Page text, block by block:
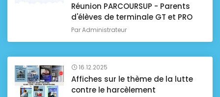
Réunion PARCOURSUP - Parents
d'élèves de terminale GT et PRO
ParAdministrateur
16.12.2025
Affiches sur le thème de la lutte
contre le harcèlement